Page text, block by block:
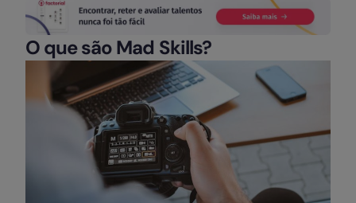
O que são Mad Skills?